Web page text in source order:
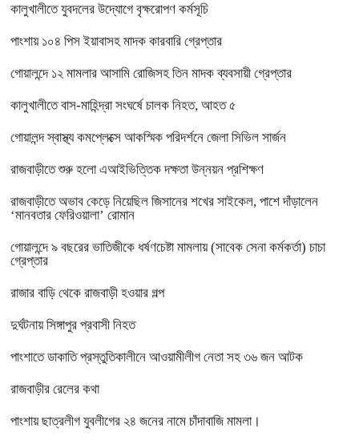
কালুখালীতে যুবদলের উদ্যোগে বৃক্ষরোপণ কর্মসূচি
পাংশায় ১০৪ পিস ইয়াবাসহ মাদক কারবারি গ্রেপ্তার
গোয়ালন্দে ১২ মামলার আসামি রোজিসহ তিন মাদক ব্যবসায়ী গ্রেপ্তার
কালুখালীতে বাস-মাহিন্দ্রা সংঘর্ষে চালক নিহত, আহত ৫
গোয়ালন্দ স্বাস্থ্য কমপ্লেক্সে আকস্মিক পরিদর্শনে জেলা সিভিল সার্জন
রাজবাড়ীতে শুরু হলো এআইভিত্তিক দক্ষতা উন্নয়ন প্রশিক্ষণ
রাজবাড়ীতে অভাব কেড়ে নিয়েছিল জিসানের শখের সাইকেল, পাশে দাঁড়ালেন
‘মানবতার ফেরিওয়ালা’ রোমান
গোয়ালন্দে ৯ বছরের ভাতিজীকে ধর্ষণচেষ্টা মামলায় (সাবেক সেনা কর্মকর্তা) চাচা
গ্রেপ্তার
রাজার বাড়ি থেকে রাজবাড়ী হওয়ার গল্প
দুর্ঘটনায় সিঙ্গাপুর প্রবাসী নিহত
পাংশাতে ডাকাতি প্রস্তুতিকালীনে আওয়ামীলীগ নেতা সহ ৩৬ জন আটক
রাজবাড়ীর রেলের কথা
পাংশায় ছাত্রলীগ যুবলীগের ২৪ জনের নামে চাঁদাবাজি মামলা।